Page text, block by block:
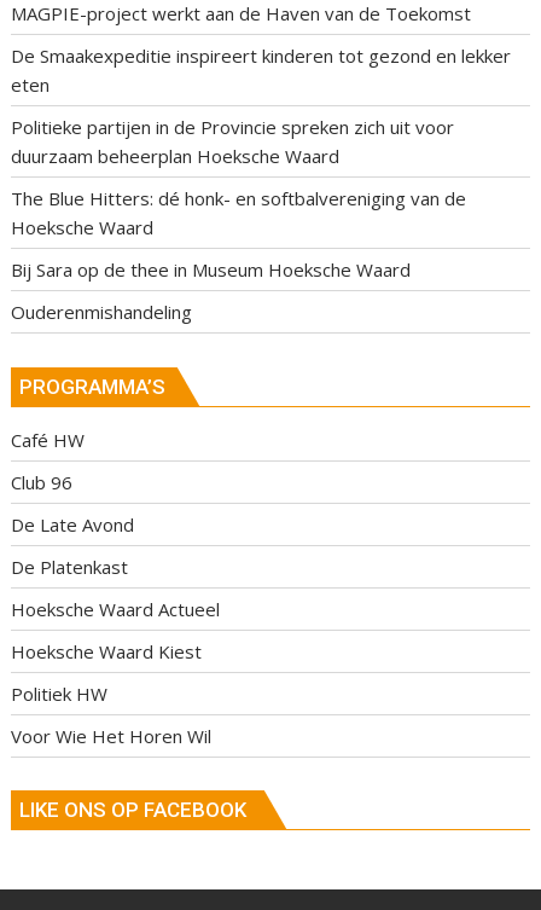
MAGPIE-project werkt aan de Haven van de Toekomst
De Smaakexpeditie inspireert kinderen tot gezond en lekker
eten
Politieke partijen in de Provincie spreken zich uit voor
duurzaam beheerplan Hoeksche Waard
The Blue Hitters: dé honk- en softbalvereniging van de
Hoeksche Waard
Bij Sara op de thee in Museum Hoeksche Waard
Ouderenmishandeling
PROGRAMMA’S
Café HW
Club 96
De Late Avond
De Platenkast
Hoeksche Waard Actueel
Hoeksche Waard Kiest
Politiek HW
Voor Wie Het Horen Wil
LIKE ONS OP FACEBOOK